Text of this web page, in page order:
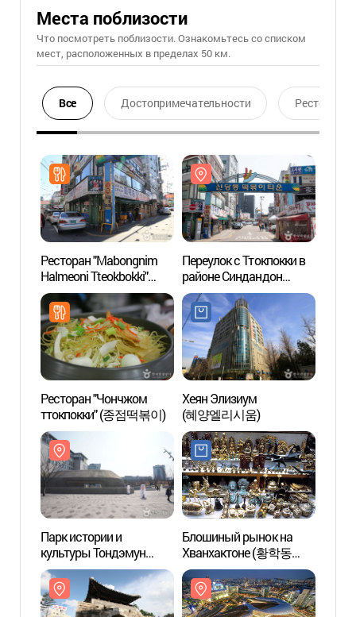
Места поблизости
Что посмотреть поблизости. Ознакомьтесь со списком
мест, расположенных в пределах 50 км.
Все Достопримечательности Ресторан
Ресторан "Mabongnim
Halmeoni Tteokbokki"
(마복림할머니떡볶이)
Переулок с Ттокпокки в
районе Синдандон
города Сеула (서울
신당동 떡볶이 골목)
Ресторан "Чончжом
ттокпокки" (종점떡볶이)
Хеян Элизиум
(혜양엘리시움)
Парк истории и
культуры Тондэмун
(동대문역사문화공원)
Блошиный рынок на
Хванхактоне (황학동
벼룩시장)